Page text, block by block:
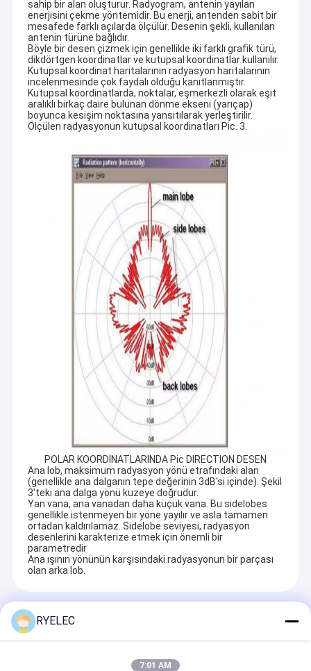
Elektrik Kablo Demeti
Dairesel Bağlayıcı
USB Veri Kablosu
RF Kablo Kurulları
sahip bir alan oluşturur. Radyogram, antenin yayılan
enerjisini çekme yöntemidir. Bu enerji, antenden sabit bir
mesafede farklı açılarda ölçülür. Desenin şekli, kullanılan
antenin türüne bağlıdır.
Böyle bir desen çizmek için genellikle iki farklı grafik türü,
dikdörtgen koordinatlar ve kutupsal koordinatlar kullanılır.
Kutupsal koordinat haritalarının radyasyon haritalarının
incelenmesinde çok faydalı olduğu kanıtlanmıştır.
Kutupsal koordinatlarda, noktalar, eşmerkezli olarak eşit
aralıklı birkaç daire bulunan dönme ekseni (yarıçap)
boyunca kesişim noktasına yansıtılarak yerleştirilir.
Ölçülen radyasyonun kutupsal koordinatları Pic. 3.
POLAR KOORDİNATLARINDA Pic DIRECTION DESEN
Ana lob, maksimum radyasyon yönü etrafındaki alan
(genellikle ana dalganın tepe değerinin 3dB'si içinde). Şekil
3'teki ana dalga yönü kuzeye doğrudur.
Yan vana, ana vanadan daha küçük vana. Bu sidelobes
genellikle istenmeyen bir yöne yayılır ve asla tamamen
ortadan kaldırılamaz. Sidelobe seviyesi, radyasyon
desenlerini karakterize etmek için önemli bir
parametredir
Ana ışının yönünün karşısındaki radyasyonun bir parçası
olan arka lob.
Recommended Products
RYELEC
7:01 AM